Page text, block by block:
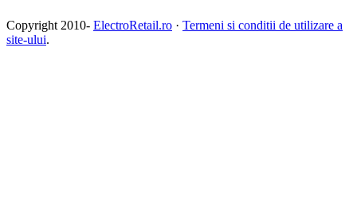
Copyright 2010- ElectroRetail.ro · Termeni si conditii de utilizare a
site-ului.